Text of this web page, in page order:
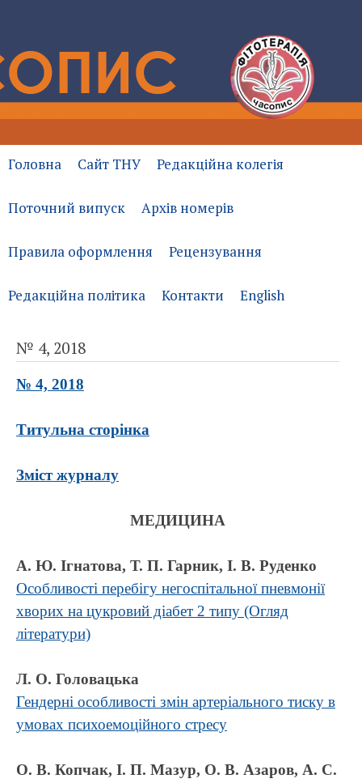
Головна Сайт ТНУ Редакційна колегія
Поточний випуск Архів номерів
Правила оформлення Рецензування
Редакційна політика Контакти English
№ 4, 2018
№ 4, 2018
Титульна сторінка
Зміст журналу
МЕДИЦИНА
А. Ю. Ігнатова, Т. П. Гарник, І. В. Руденко
Особливості перебігу негоспітальної пневмонії
хворих на цукровий діабет 2 типу (Огляд
літератури)
Л. О. Головацька
Гендерні особливості змін артеріального тиску в
умовах психоемоційного стресу
О. В. Копчак, І. П. Мазур, О. В. Азаров, А. С.